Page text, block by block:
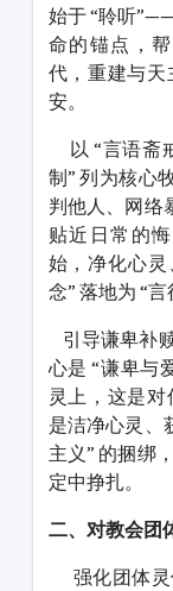
始于 “聆听
命的锚点，
代，重建与
安。
以 “言语斋
制” 列为核心
判他人、网络
贴近日常的
始，净化心
念” 落地为 “
引导谦卑补
心是 “谦卑与
灵上，这是
是洁净心灵、
主义” 的捆绑
定中挣扎。
二、对教会团
强化团体灵